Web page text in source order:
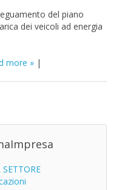
del piano
dei veicoli ad energia
more |